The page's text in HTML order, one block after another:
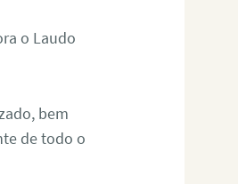
o Laudo
bem
de todo o